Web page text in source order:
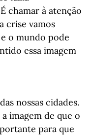
chamar à atenção
crise vamos
o mundo pode
essa imagem
nossas cidades.
a imagem de que o
para que